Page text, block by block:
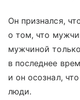
Он признался,
о том, что
мужчиной
в последнее
и он осознал,
люди.